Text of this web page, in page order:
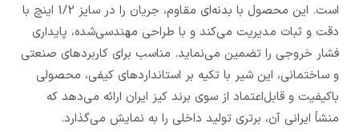
است. این محصول با بدنه‌ای مقاوم، جریان را در سایز 1/2 اینچ با
دقت و ثبات مدیریت می‌کند و با طراحی مهندسی‌شده، پایداری
فشار خروجی را تضمین می‌نماید. مناسب برای کاربردهای صنعتی
و ساختمانی، این شیر با تکیه بر استانداردهای کیفی، محصولی
باکیفیت و قابل‌اعتماد از سوی برند کیز ایران ارائه می‌دهد که
منشأ ایرانی آن، برتری تولید داخلی را به نمایش می‌گذارد.